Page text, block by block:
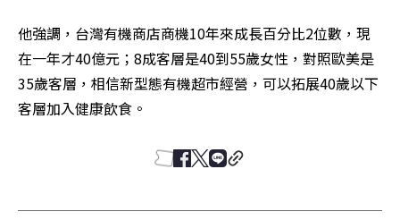
他強調，台灣有機商店商機10年來成長百分比2位數，現
在一年才40億元；8成客層是40到55歲女性，對照歐美是
35歲客層，相信新型態有機超市經營，可以拓展40歲以下
客層加入健康飲食。